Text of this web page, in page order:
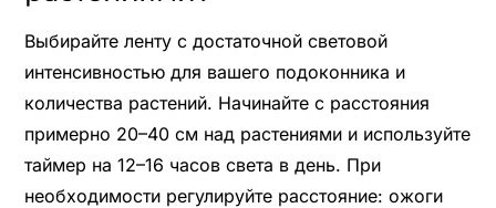
Выбирайте ленту с достаточной световой
интенсивностью для вашего подоконника и
количества растений. Начинайте с расстояния
примерно 20–40 см над растениями и используйте
таймер на 12–16 часов света в день. При
необходимости регулируйте расстояние: ожоги